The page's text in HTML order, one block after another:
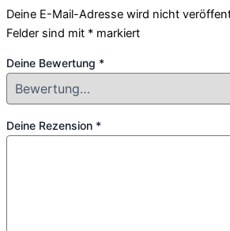
Deine E-Mail-Adresse wird nicht
Felder sind mit * markiert
Deine Bewertung *
Deine Rezension *